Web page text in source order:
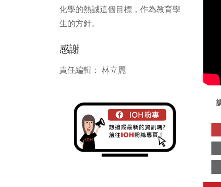
化學的熱誠這個目標，作為教育學
生的方針。
感謝
責任編輯： 林立麗